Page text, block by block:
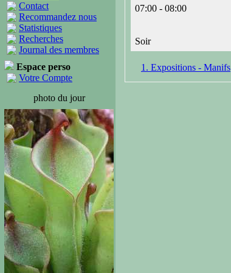
Contact
Recommandez nous
Statistiques
Recherches
Journal des membres
Espace perso
Votre Compte
photo du jour
07:00 - 08:00
Soir
1. Expositions - Manifs